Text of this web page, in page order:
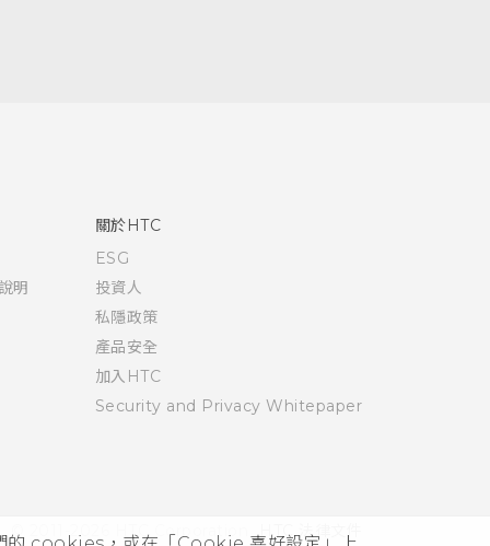
明
關於HTC
ESG
投資人
私隱政策
產品安全
加入HTC
Security and Privacy Whitepaper
© 2011-2026 HTC Corporation HTC 法律文件